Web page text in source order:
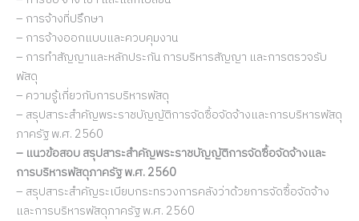
– การจ้างที่ปรึกษา
– การจ้างออกแบบและควบคุมงาน
– การทำสัญญาและหลักประกัน การบริหารสัญญา และการตรวจรับ
พัสดุ
– ความรู้เกี่ยวกับการบริหารพัสดุ
– สรุปสาระสำคัญพระราชบัญญัติการจัดซื้อจัดจ้างและการบริหารพัสดุ
ภาครัฐ พ.ศ. 2560
– แนวข้อสอบ สรุปสาระสำคัญพระราชบัญญัติการจัดซื้อจัดจ้างและ
การบริหารพัสดุภาครัฐ พ.ศ. 2560
– สรุปสาระสำคัญระเบียบกระทรวงการคลังว่าด้วยการจัดซื้อจัดจ้าง
และการบริหารพัสดุภาครัฐ พ.ศ. 2560